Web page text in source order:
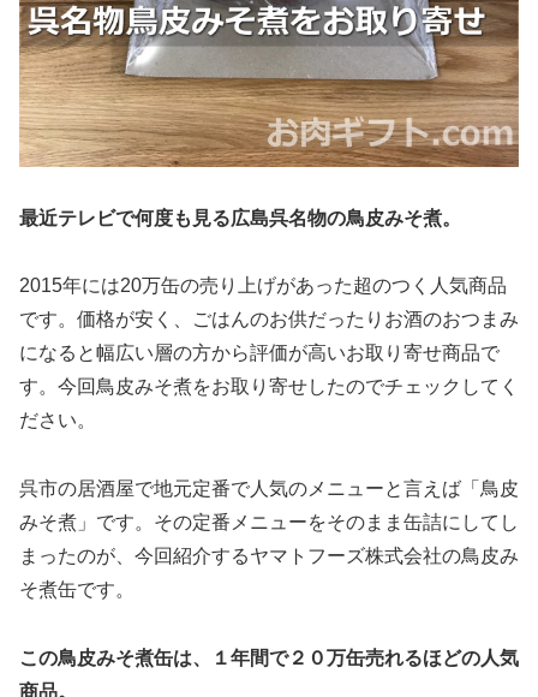
最近テレビで何度も見る広島呉名物の鳥皮みそ煮。
2015年には20万缶の売り上げがあった超のつく人気商品
です。価格が安く、ごはんのお供だったりお酒のおつまみ
になると幅広い層の方から評価が高いお取り寄せ商品で
す。今回鳥皮みそ煮をお取り寄せしたのでチェックしてく
ださい。
呉市の居酒屋で地元定番で人気のメニューと言えば「鳥皮
みそ煮」です。その定番メニューをそのまま缶詰にしてし
まったのが、今回紹介するヤマトフーズ株式会社の鳥皮み
そ煮缶です。
この鳥皮みそ煮缶は、１年間で２０万缶売れるほどの人気
商品。